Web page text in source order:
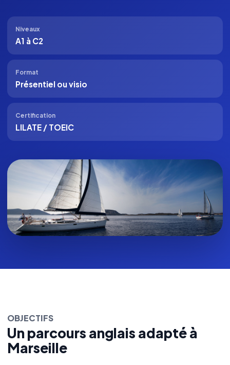
Niveaux
A1 à C2
Format
Présentiel ou visio
Certification
LILATE / TOEIC
OBJECTIFS
Un parcours anglais adapté à
Marseille